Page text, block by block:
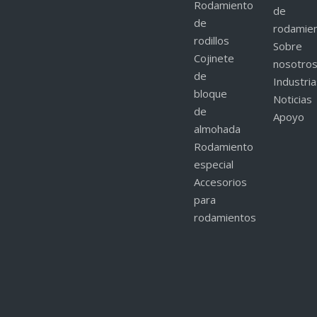
Rodamiento
de
rodillos
Cojinete
de
bloque
de
almohada
Rodamiento
especial
Accesorios
para
rodamientos
de
Sobre
nosotros
Noticias
Apoyo